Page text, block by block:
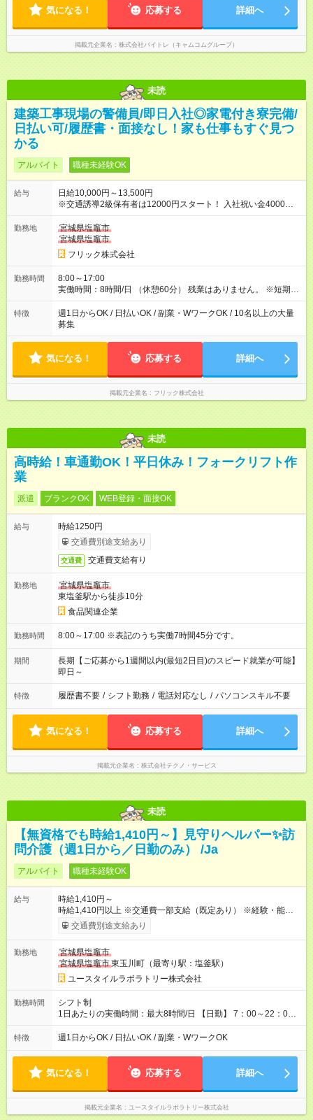
気になる！ 応募する 詳細へ
掲載元企業名 株式会社バイトレ（キャムコムグループ）
未読
建築工事現場の警備員/即日入社◎家電付き寮完備/
日払い可/履歴書・面接なし！家も仕事もすぐ見つ
かる
アルバイト 職種未経験OK
給与
日給10,000円～13,500円
※交通誘導2級保有者は12000円スタート！ 入社祝い金4000円
【試用期間】試用期間なし
勤務地
宮城県塩竈市
宮城県塩竈市
フリック株式会社
勤務時間
8:00～17:00
実働時間：8時間/日 （休憩60分） 残業はありません。 ※短期の
募集は行っておりません。予めご了承くださいませ。
特徴
週1日からOK / 日払いOK / 副業・WワークOK / 10名以上の大量
募集
気になる！ 応募する 詳細へ
掲載元企業名 フリック株式会社
未読
高時給！車通勤OK！平日休み！フォークリフト作
業
派遣 ブランクOK WEB登録・面接OK
給与
時給1250円
交通費別途支給あり
交通費 交通費支給有り
勤務地
宮城県塩竈市
東塩釜駅から徒歩10分
食品関連企業
勤務時間 8:00～17:00 ※表記のうち実働7時間45分です。
期間
長期【ご応募から1週間以内(最短2日目)のスピード就業が可能】
即日～
特徴 履歴書不要 / シフト勤務 / 電話対応なし / パソコンスキル不要
気になる！ 応募する 詳細へ
掲載元企業名 株式会社テクノ・サービス
未読
【無資格でも時給1,410円～】見守りヘルパー✨訪
問介護（週1日から／日勤のみ） /Ja
アルバイト 職種未経験OK
給与
時給1,410円～
時給1,410円以上 ※交通費一部支給（既定あり） ※経験・能力を
考慮して決定します 【収入例】 週1回勤務の場合：1,410円×8時
間×4回=4万5,120円 週3回勤務の場合：1,410円×8時間×12回
5,600円 【試用期間】試用期間あり 試用期間の長さ：2ヶ月
※ 雇用形態と給与に、本採用時と異なる部分があります。 雇用
形態：本採用時と同じです。 給与：時給 1,040円以上
交通費別途支給あり
勤務地
宮城県塩竈市
宮城県塩竈市東玉川町（最寄り駅：塩釜駅）
ユースタイルラボラトリー株式会社
勤務時間
シフト制
1日あたりの実働時間：最大8時間/日 【日勤】 7：00～22：00
の間で8時間勤務（休憩時間は法定通り） ※週1日～OK ／ 夜勤
なし ＊＊ 勤務時間例 ＊＊ ■8時から17時 ■9時から18時 ■10
定（毎週同じ曜日勤務）
特徴 週1日からOK / 日払いOK / 副業・WワークOK
気になる！ 応募する 詳細へ
掲載元企業名 ユースタイルラボラトリー株式会社